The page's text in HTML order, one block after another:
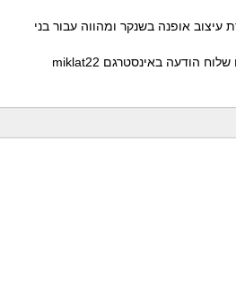
אופנה בשנקר ומהווה עבור בני